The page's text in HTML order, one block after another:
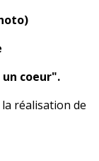
coeur".
réalisation de